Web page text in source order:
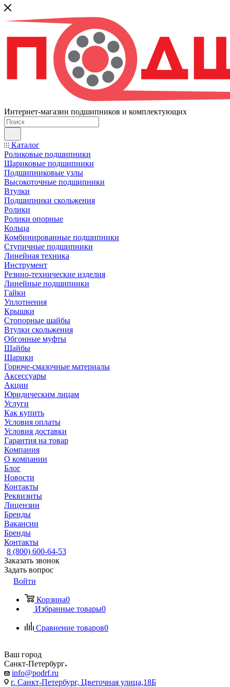
Интернет-магазин подшипников и комплектующих
Каталог
Роликовые подшипники
Шариковые подшипники
Подшипниковые узлы
Высокоточные подшипники
Втулки
Подшипники скольжения
Ролики
Ролики опорные
Кольца
Комбинированные подшипники
Ступичные подшипники
Линейная техника
Инструмент
Резино-технические изделия
Линейные подшипники
Гайки
Уплотнения
Крышки
Стопорные шайбы
Втулки скольжения
Обгонные муфты
Шайбы
Шарики
Горюче-смазочные материалы
Аксессуары
Акции
Юридическим лицам
Услуги
Как купить
Условия оплаты
Условия доставки
Гарантия на товар
Компания
О компании
Блог
Новости
Контакты
Реквизиты
Лицензии
Бренды
Вакансии
Бренды
Контакты
8 (800) 600-64-53
Заказать звонок
Задать вопрос
Войти
Корзина0
Избранные товары0
Сравнение товаров0
Ваш город
Санкт-Петербург
info@podrf.ru
г. Санкт-Петербург, Цветочная улица,18Б